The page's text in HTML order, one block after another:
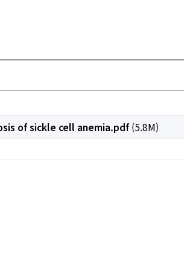
of sickle cell anemia.pdf(5.8M)